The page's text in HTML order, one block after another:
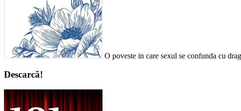
O poveste in care sexul se confunda cu
Descarcă!